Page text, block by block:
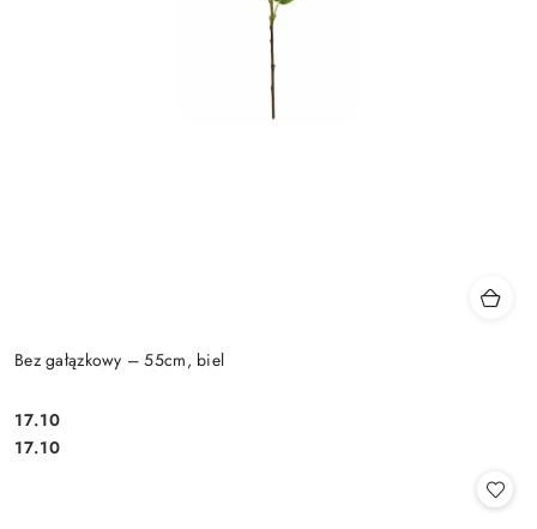
Bez gałązkowy – 55cm, biel
Cena:
17.10
Cena:
17.10